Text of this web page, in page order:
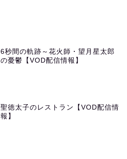
6秒間の軌跡～花火師・望月星太郎
の憂鬱【VOD配信情報】
聖徳太子のレストラン【VOD配信情
報】